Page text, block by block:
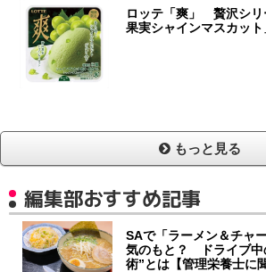
ロッテ「爽」 贅沢シリ
果実シャインマスカッ
もっと見る
編集部おすすめ記事
SAで「ラーメン＆チャ
気のもと？ ドライブ中
術”とは【管理栄養士に